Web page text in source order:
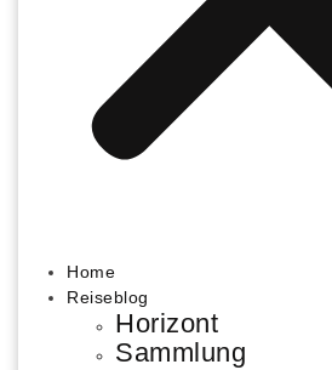
Home
Reiseblog
Horizont
Sammlung